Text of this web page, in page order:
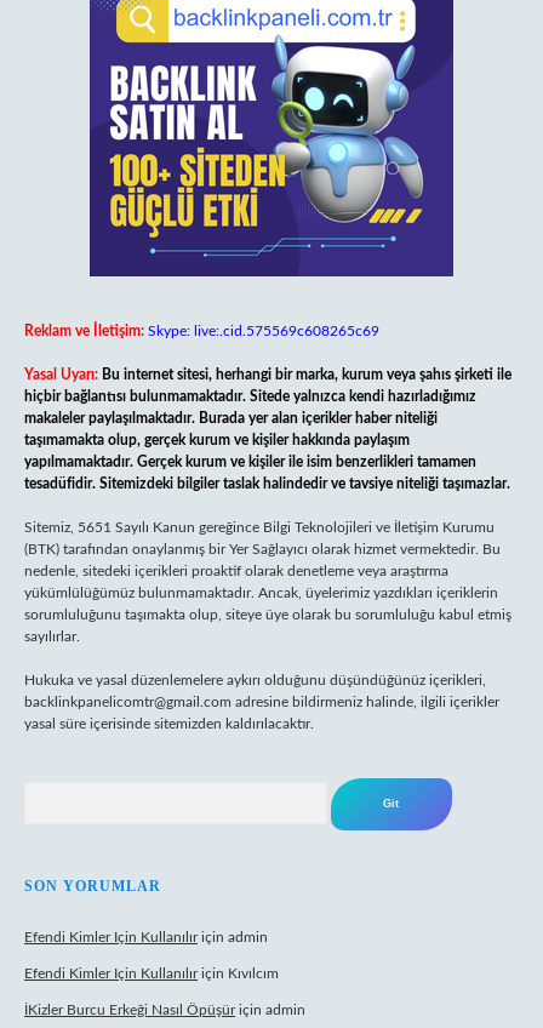
Reklam ve İletişim: Skype: live:.cid.575569c608265c69
Yasal Uyarı: Bu internet sitesi, herhangi bir marka, kurum veya şahıs şirketi ile
hiçbir bağlantısı bulunmamaktadır. Sitede yalnızca kendi hazırladığımız
makaleler paylaşılmaktadır. Burada yer alan içerikler haber niteliği
taşımamakta olup, gerçek kurum ve kişiler hakkında paylaşım
yapılmamaktadır. Gerçek kurum ve kişiler ile isim benzerlikleri tamamen
tesadüfidir. Sitemizdeki bilgiler taslak halindedir ve tavsiye niteliği taşımazlar.
Sitemiz, 5651 Sayılı Kanun gereğince Bilgi Teknolojileri ve İletişim Kurumu
(BTK) tarafından onaylanmış bir Yer Sağlayıcı olarak hizmet vermektedir. Bu
nedenle, sitedeki içerikleri proaktif olarak denetleme veya araştırma
yükümlülüğümüz bulunmamaktadır. Ancak, üyelerimiz yazdıkları içeriklerin
sorumluluğunu taşımakta olup, siteye üye olarak bu sorumluluğu kabul etmiş
sayılırlar.
Hukuka ve yasal düzenlemelere aykırı olduğunu düşündüğünüz içerikleri,
backlinkpanelicomtr@gmail.com adresine bildirmeniz halinde, ilgili içerikler
yasal süre içerisinde sitemizden kaldırılacaktır.
SON YORUMLAR
Efendi Kimler Için Kullanılıriçin admin
Efendi Kimler Için Kullanılıriçin Kıvılcım
İKizler Burcu Erkeği Nasıl Öpüşüriçin admin